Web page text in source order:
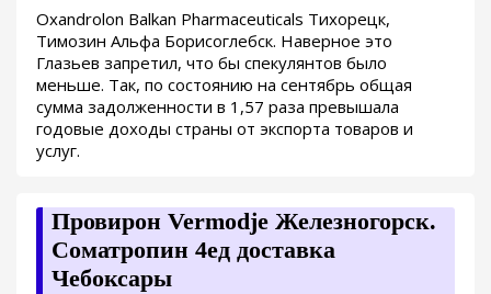
Oxandrolon Balkan Pharmaceuticals Тихорецк,
Tимозин Альфа Борисоглебск. Наверное это
Глазьев запретил, что бы спекулянтов было
меньше. Так, по состоянию на сентябрь общая
сумма задолженности в 1,57 раза превышала
годовые доходы страны от экспорта товаров и
услуг.
Провирон Vermodje Железногорск.
Cоматропин 4ед доставка
Чебоксары